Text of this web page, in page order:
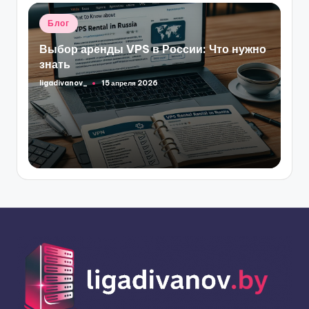
Опубликовано
Блог
Выбор аренды VPS в России: Что нужно
знать
Запись
от
ligadivanov_ 15 апреля 2026